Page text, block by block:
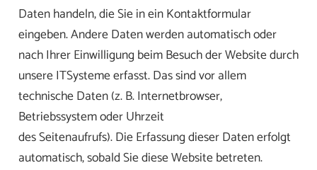
Daten handeln, die Sie in ein Kontaktformular
eingeben. Andere Daten werden automatisch oder
nach Ihrer Einwilligung beim Besuch der Website durch
unsere ITSysteme erfasst. Das sind vor allem
technische Daten (z. B. Internetbrowser,
Betriebssystem oder Uhrzeit
des Seitenaufrufs). Die Erfassung dieser Daten erfolgt
automatisch, sobald Sie diese Website betreten.